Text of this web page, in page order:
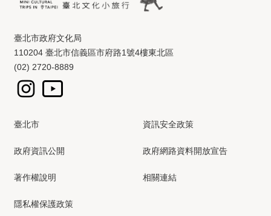
臺北市政府文化局
110204 臺北市信義區市府路1號4樓東北區
(02) 2720-8889
臺北市
政府資訊公開
著作權說明
隱私權保護政策
資訊安全政策
政府網路資料開放宣告
相關連結